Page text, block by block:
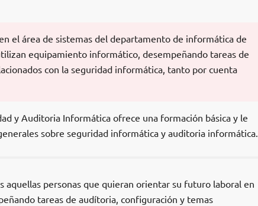
el área de sistemas del departamento de informática de
equipamiento informático, desempeñando tareas de
con la seguridad informática, tanto por cuenta
y Auditoria Informática ofrece una formación básica y le
sobre seguridad informática y auditoria informática.
aquellas personas que quieran orientar su futuro laboral en
tareas de audítoria, configuración y temas